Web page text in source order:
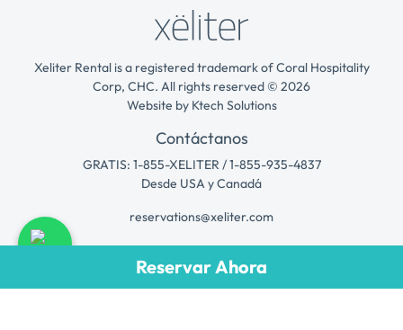
Reservar Ahora
Xeliter Rental is a registered trademark of Coral Hospitality
Corp, CHC. All rights reserved © 2026
Website by Ktech Solutions
Contáctanos
GRATIS: 1-855-XELITER / 1-855-935-4837
Desde USA y Canadá
reservations@xeliter.com
Long Stay
Expedition Book